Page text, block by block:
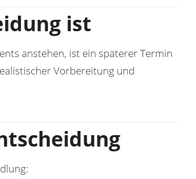
ist
anstehen, ist ein späterer Termin
Vorbereitung und